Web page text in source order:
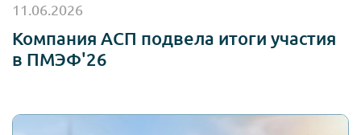
11.06.2026
Компания АСП подвела итоги участия
в ПМЭФ'26